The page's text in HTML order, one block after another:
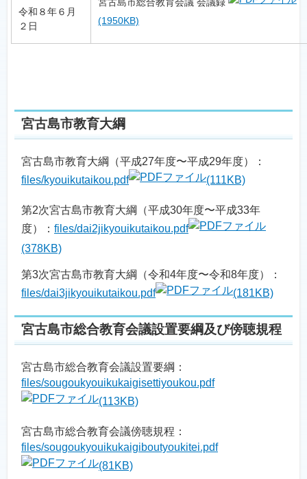
令和８年６月
２日
宮古島市総合教育会議 会議録
(1950KB)
宮古島市教育大綱
宮古島市教育大綱（平成27年度〜平成29年度）：
files/kyouikutaikou.pdf
(111KB)
第2次宮古島市教育大綱（平成30年度〜平成33年
度）： files/dai2jikyouikutaikou.pdf
(378KB)
第3次宮古島市教育大綱（令和4年度〜令和8年度）：
files/dai3jikyouikutaikou.pdf
(181KB)
宮古島市総合教育会議設置要綱及び傍聴規程
宮古島市総合教育会議設置要綱：
files/sougoukyouikukaigisettiyoukou.pdf
(113KB)
宮古島市総合教育会議傍聴規程：
files/sougoukyouikukaigiboutyoukitei.pdf
(81KB)